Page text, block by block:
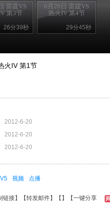
雷霆VS
第3节
26分39秒
6月20日 雷霆VS
热火IV 第4节
29分45秒
火IV 第1节
2012-6-20
2012-6-20
2012-6-20
视频 点播
链接】【转发邮件】【 】 【一键分享